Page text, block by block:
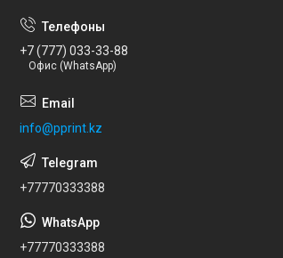
+7 (777) 033-33-88
Офис (WhatsApp)
info@pprint.kz
+77770333388
+77770333388